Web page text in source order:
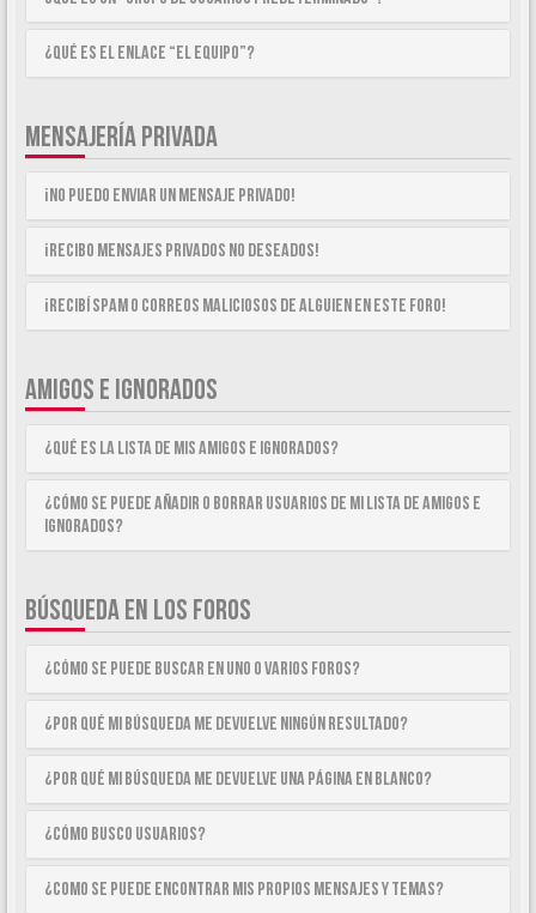
¿Qué es el enlace “El equipo”?
MENSAJERÍA PRIVADA
¡No puedo enviar un mensaje privado!
¡Recibo mensajes privados no deseados!
¡Recibí spam o correos maliciosos de alguien en este foro!
AMIGOS E IGNORADOS
¿Qué es la lista de Mis Amigos e Ignorados?
¿Cómo se puede añadir o borrar usuarios de mi lista de Amigos e
Ignorados?
BÚSQUEDA EN LOS FOROS
¿Cómo se puede buscar en uno o varios foros?
¿Por qué mi búsqueda me devuelve ningún resultado?
¿Por qué mi búsqueda me devuelve una página en blanco?
¿Cómo busco usuarios?
¿Como se puede encontrar mis propios mensajes y temas?